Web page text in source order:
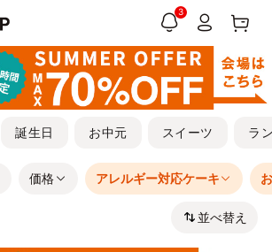
3
誕生日 お中元 スイーツ ラ
価格 アレルギー対応ケーキ
並べ替え